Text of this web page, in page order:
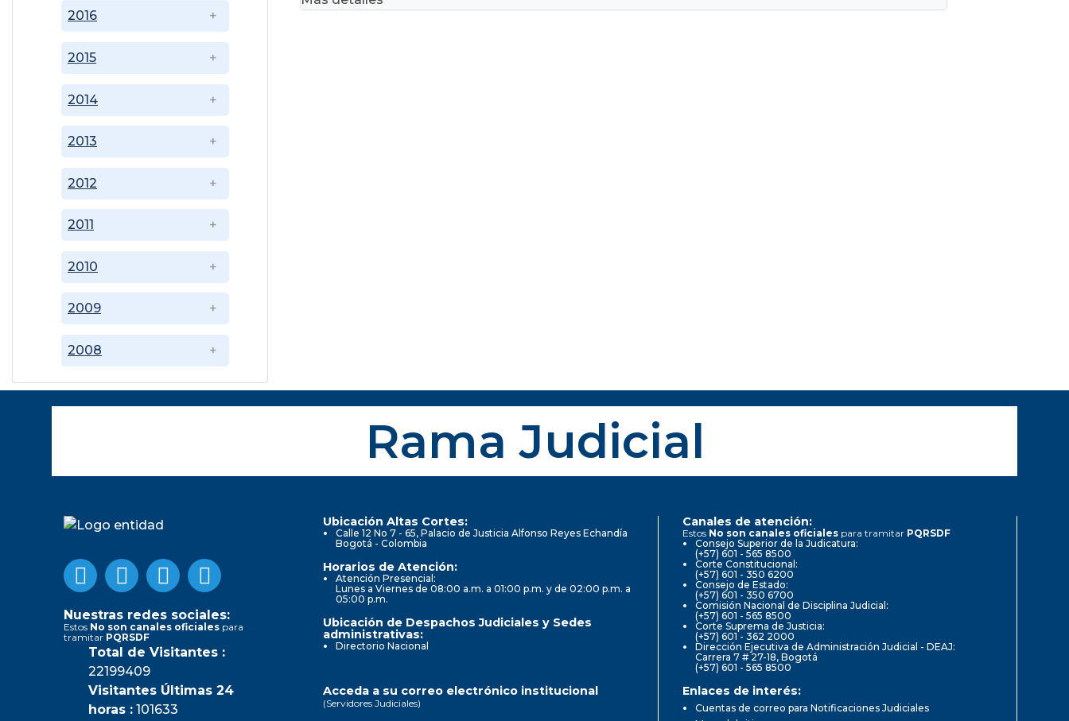
2008
2009
2010
2011
2012
2013
2014
2015
2016
Rama Judicial
Nuestras redes sociales:
Estos No son canales oficiales para
tramitar PQRSDF
Total de Visitantes :
22199409
Visitantes Últimas 24
horas : 101633
Ubicación Altas Cortes:
Calle 12 No 7 - 65, Palacio de Justicia Alfonso Reyes Echandía
Bogotá - Colombia
Horarios de Atención:
Atención Presencial:
Lunes a Viernes de 08:00 a.m. a 01:00 p.m. y de 02:00 p.m. a
05:00 p.m.
Ubicación de Despachos Judiciales y Sedes
administrativas:
Directorio Nacional
Canales de atención:
Estos No son canales oficiales para tramitar PQRSDF
Consejo Superior de la Judicatura:
(+57) 601 - 565 8500
Corte Constitucional:
(+57) 601 - 350 6200
Consejo de Estado:
(+57) 601 - 350 6700
Comisión Nacional de Disciplina Judicial:
(+57) 601 - 565 8500
Corte Suprema de Justicia:
(+57) 601 - 362 2000
Dirección Ejecutiva de Administración Judicial - DEAJ:
Carrera 7 # 27-18, Bogotá
(+57) 601 - 565 8500
Acceda a su correo electrónico institucional
(Servidores Judiciales)
Enlaces de interés:
Cuentas de correo para Notificaciones Judiciales